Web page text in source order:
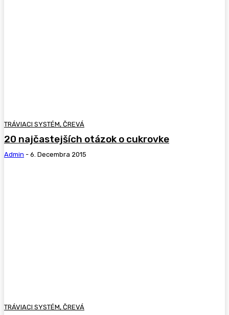
TRÁVIACI SYSTÉM, ČREVÁ
20 najčastejších otázok o cukrovke
Admin - 6. Decembra 2015
TRÁVIACI SYSTÉM, ČREVÁ